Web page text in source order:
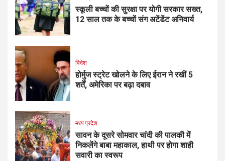
स्कूली बच्चों की सुरक्षा पर योगी सरकार सख्त,
12 साल तक के बच्चों संग अटेंडेंट अनिवार्य
विदेश
होर्मुज स्ट्रेट खोलने के लिए ईरान ने रखीं 5
शर्तें, अमेरिका पर बढ़ा दबाव
मध्य प्रदेश
सावन के दूसरे सोमवार चांदी की पालकी में
निकलेंगे बाबा महाकाल, हाथी पर होगा शाही
सवारी का स्वरूप